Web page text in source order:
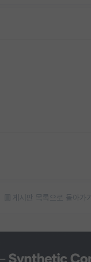
게시판 목록으로 돌아가기